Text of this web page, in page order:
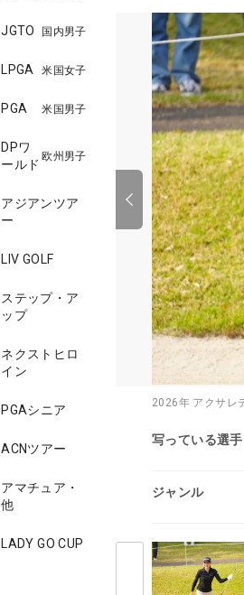
JGTO 国内男子
LPGA 米国女子
PGA 米国男子
DPワ
ールド
欧州男子
アジアンツア
ー
LIV GOLF
ステップ・ア
ップ
ネクストヒロ
イン
PGAシニア
ACNツアー
アマチュア・
他
LADY GO CUP
2026年 アクサレ
写っている選手
ジャンル